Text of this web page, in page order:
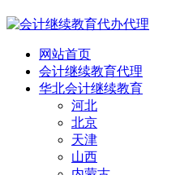
网站首页
会计继续教育代理
华北会计继续教育
河北
北京
天津
山西